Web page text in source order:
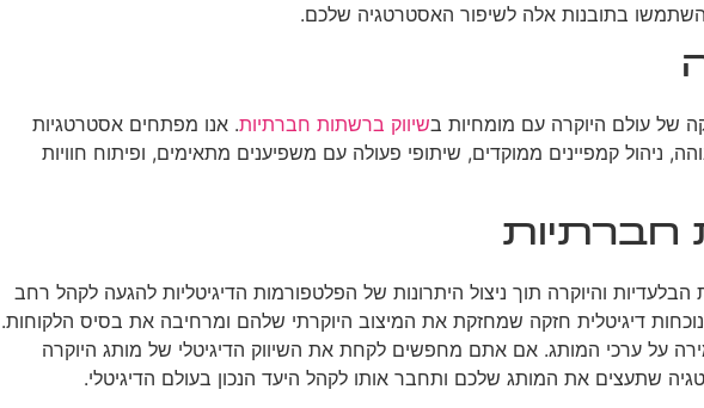
בתובנות אלה לשיפור האסטרטגיה שלכם.
של עולם היוקרה עם מומחיות בשיווק ברשתות חברתיות. אנו מפתחים אסטרטגיות
ניהול קמפיינים ממוקדים, שיתופי פעולה עם משפיענים מתאימים, ופיתוח חוויות
חברתיות
והיוקרה תוך ניצול היתרונות של הפלטפורמות הדיגיטליות להגעה לקהל רחב
נוכחות דיגיטלית חזקה שמחזקת את המיצוב היוקרתי שלהם ומרחיבה את בסיס הלקוחות.
על ערכי המותג. אם אתם מחפשים לקחת את השיווק הדיגיטלי של מותג היוקרה
שתעצים את המותג שלכם ותחבר אותו לקהל היעד הנכון בעולם הדיגיטלי.